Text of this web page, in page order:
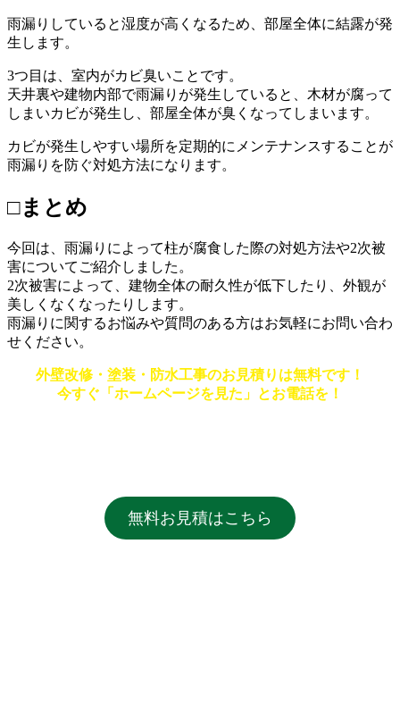
雨漏りしていると湿度が高くなるため、部屋全体に結露が発
生します。
3つ目は、室内がカビ臭いことです。
天井裏や建物内部で雨漏りが発生していると、木材が腐って
しまいカビが発生し、部屋全体が臭くなってしまいます。
カビが発生しやすい場所を定期的にメンテナンスすることが
雨漏りを防ぐ対処方法になります。
□まとめ
今回は、雨漏りによって柱が腐食した際の対処方法や2次被
害についてご紹介しました。
2次被害によって、建物全体の耐久性が低下したり、外観が
美しくなくなったりします。
雨漏りに関するお悩みや質問のある方はお気軽にお問い合わ
せください。
外壁改修・塗装・防水工事のお見積りは無料です！
今すぐ「ホームページを見た」とお電話を！
無料お見積はこちら